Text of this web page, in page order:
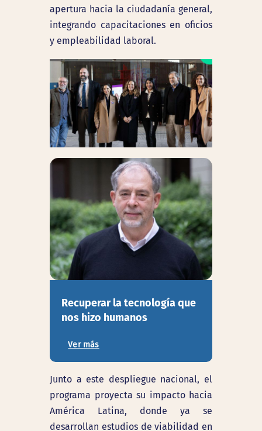
apertura hacia la ciudadanía general,
integrando capacitaciones en oficios
y empleabilidad laboral.
Recuperar la tecnología que
nos hizo humanos
Ver más
Junto a este despliegue nacional, el
programa proyecta su impacto hacia
América Latina, donde ya se
desarrollan estudios de viabilidad en